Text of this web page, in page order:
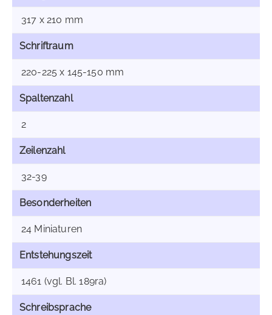
317 x 210 mm
Schriftraum
220-225 x 145-150 mm
Spaltenzahl
2
Zeilenzahl
32-39
Besonderheiten
24 Miniaturen
Entstehungszeit
1461 (vgl. Bl. 189ra)
Schreibsprache